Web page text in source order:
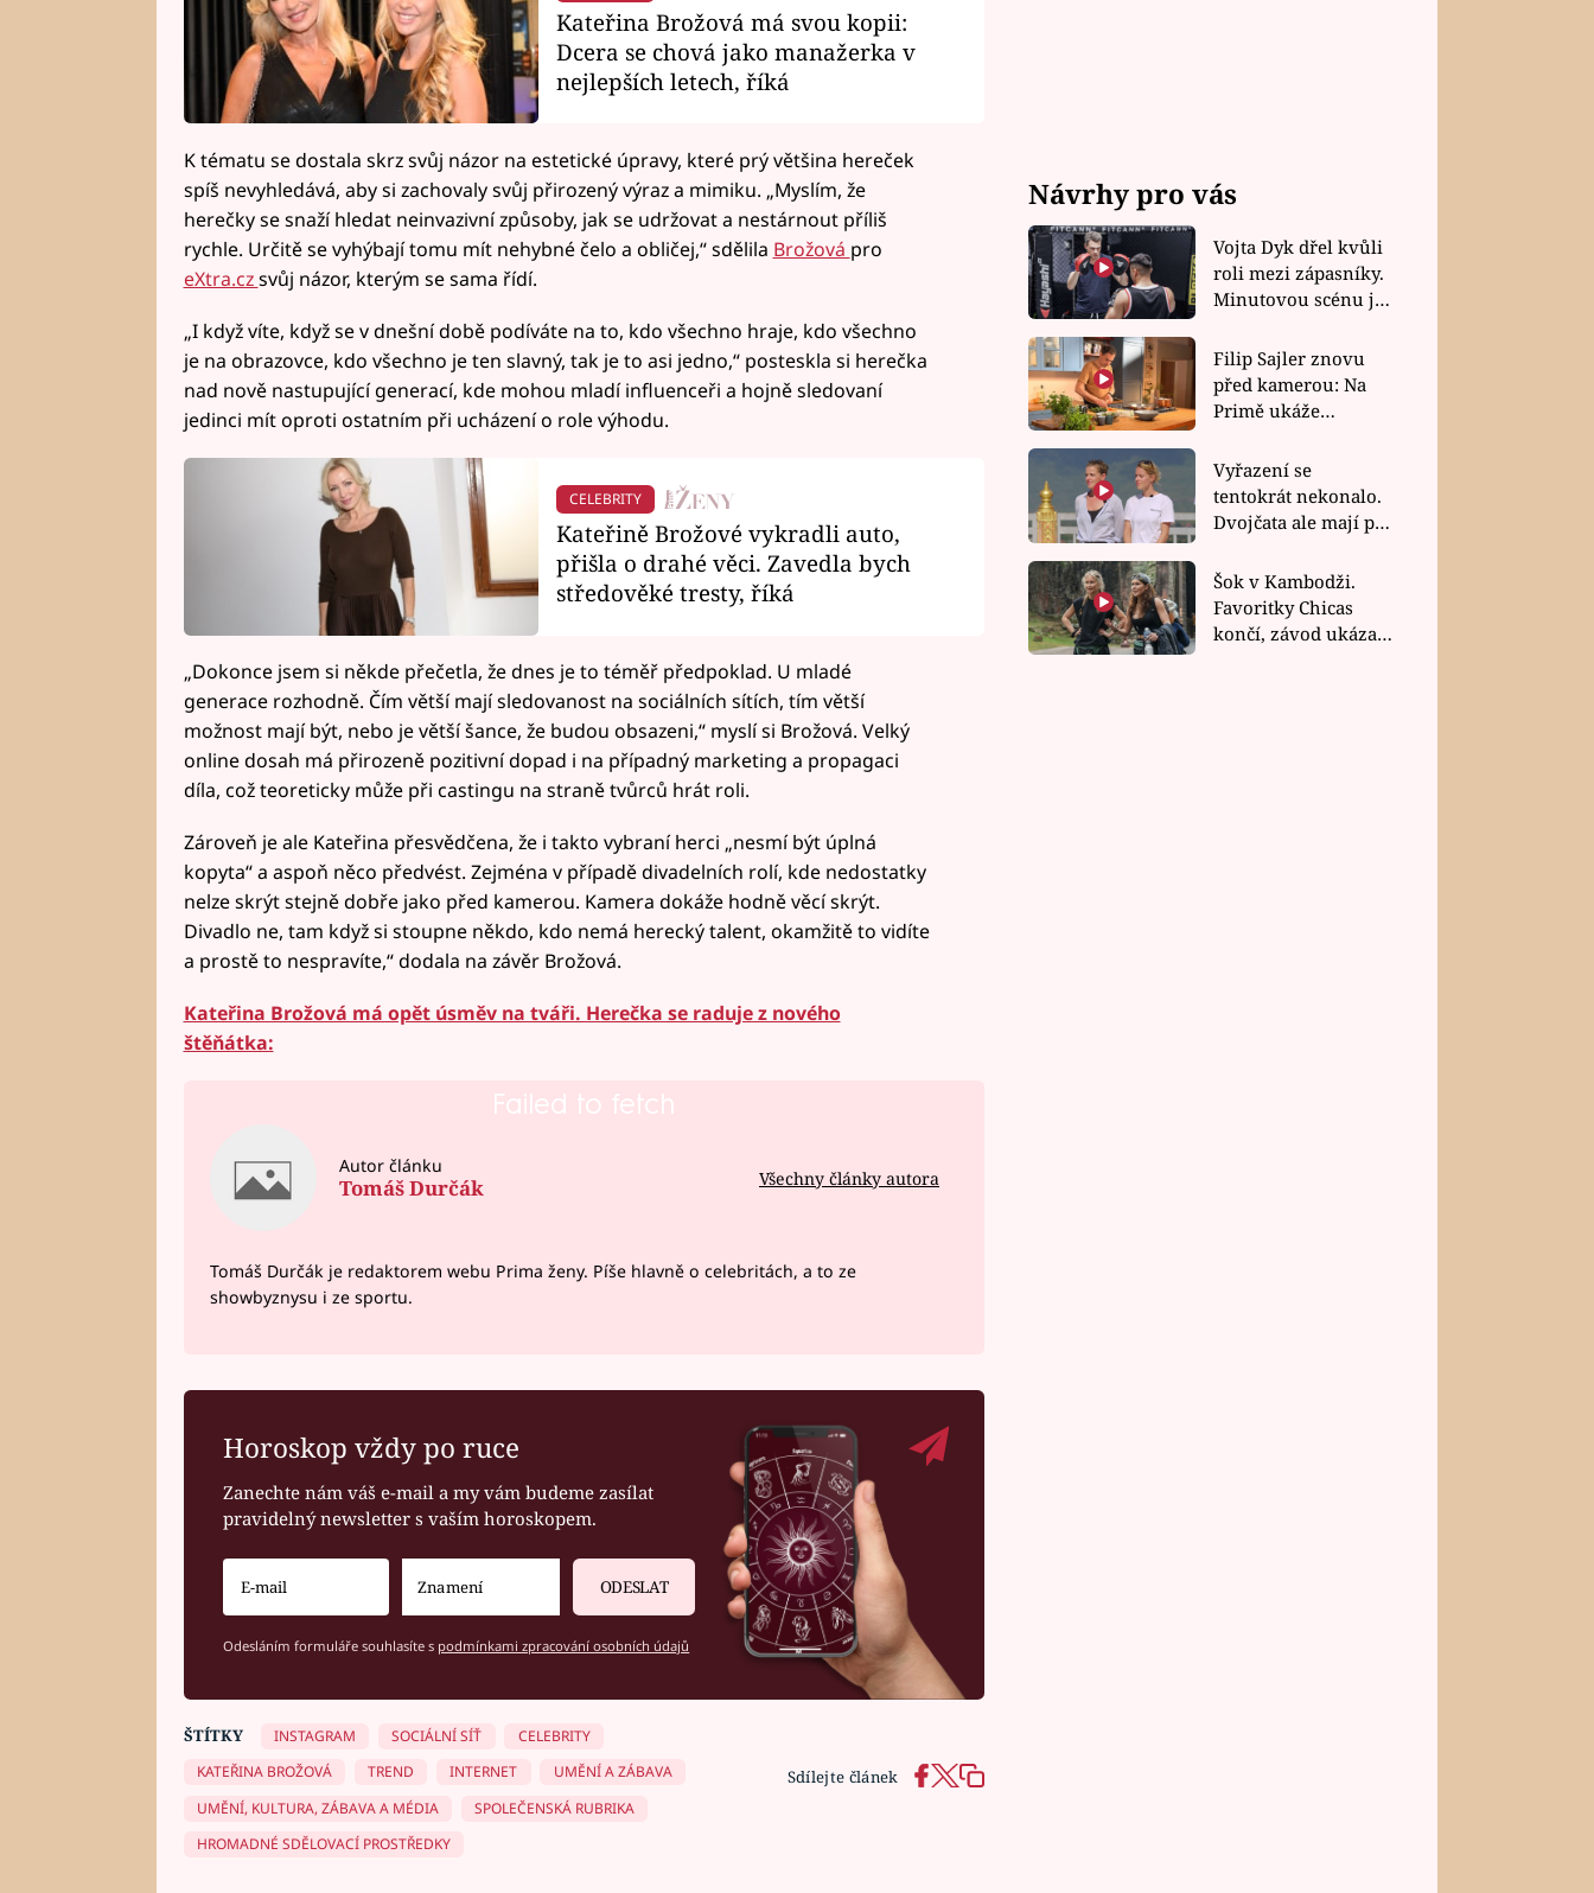
Kateřina Brožová má svou kopii:
Dcera se chová jako manažerka v
nejlepších letech, říká
K tématu se dostala skrz svůj názor na estetické úpravy, které prý většina hereček
spíš nevyhledává, aby si zachovaly svůj přirozený výraz a mimiku. „Myslím, že
herečky se snaží hledat neinvazivní způsoby, jak se udržovat a nestárnout příliš
rychle. Určitě se vyhýbají tomu mít nehybné čelo a obličej,“ sdělila Brožová pro
eXtra.czsvůj názor, kterým se sama řídí.
„I když víte, když se v dnešní době podíváte na to, kdo všechno hraje, kdo všechno
je na obrazovce, kdo všechno je ten slavný, tak je to asi jedno,“ posteskla si herečka
nad nově nastupující generací, kde mohou mladí influenceři a hojně sledovaní
jedinci mít oproti ostatním při ucházení o role výhodu.
CELEBRITY
Kateřině Brožové vykradli auto,
přišla o drahé věci. Zavedla bych
středověké tresty, říká
„Dokonce jsem si někde přečetla, že dnes je to téměř předpoklad. U mladé
generace rozhodně. Čím větší mají sledovanost na sociálních sítích, tím větší
možnost mají být, nebo je větší šance, že budou obsazeni,“ myslí si Brožová. Velký
online dosah má přirozeně pozitivní dopad i na případný marketing a propagaci
díla, což teoreticky může při castingu na straně tvůrců hrát roli.
Zároveň je ale Kateřina přesvědčena, že i takto vybraní herci „nesmí být úplná
kopyta“ a aspoň něco předvést. Zejména v případě divadelních rolí, kde nedostatky
nelze skrýt stejně dobře jako před kamerou. Kamera dokáže hodně věcí skrýt.
Divadlo ne, tam když si stoupne někdo, kdo nemá herecký talent, okamžitě to vidíte
a prostě to nespravíte,“ dodala na závěr Brožová.
Kateřina Brožová má opět úsměv na tváři. Herečka se raduje z nového
štěňátka:
Failed to fetch
Autor článku
Tomáš Durčák Všechny články autora
Tomáš Durčák je redaktorem webu Prima ženy. Píše hlavně o celebritách, a to ze
showbyznysu i ze sportu.
Horoskop vždy po ruce
Zanechte nám váš e-mail a my vám budeme zasílat
pravidelný newsletter s vaším horoskopem.
ODESLAT
Odesláním formuláře souhlasíte s podmínkami zpracování osobních údajů
Sdílejte článek
ŠTÍTKY INSTAGRAM SOCIÁLNÍ SÍŤ
CELEBRITY
KATEŘINA BROŽOVÁ
TREND INTERNET
UMĚNÍ A ZÁBAVA
UMĚNÍ, KULTURA, ZÁBAVA A MÉDIA
SPOLEČENSKÁ RUBRIKA
HROMADNÉ SDĚLOVACÍ PROSTŘEDKY
Návrhy pro vás
Vojta Dyk dřel kvůli
roli mezi zápasníky.
Minutovou scénu jel
Filip Sajler znovu
před kamerou: Na
Primě ukáže
rychlé recepty
Vyřazení se
tentokrát nekonalo.
Dvojčata ale mají po
závodu nůž na krku
Šok v Kambodži.
Favoritky Chicas
končí, závod ukázal